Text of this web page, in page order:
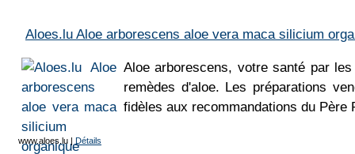
Aloes.lu Aloe arborescens aloe vera maca silicium
Aloe arborescens, votre santé par
remèdes d'aloe. Les préparations
fidèles aux recommandations du Père
www.aloes.lu | Détails